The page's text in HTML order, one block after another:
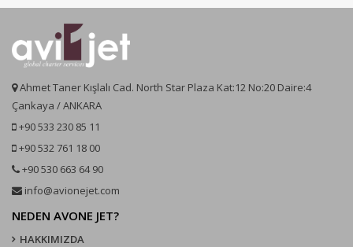
Ahmet Taner Kışlalı Cad. North Star Plaza Kat:12 No:20 Daire:4
Çankaya / ANKARA
+90 533 230 85 11
+90 532 761 18 00
+90 530 663 64 90
info@avionejet.com
NEDEN AVONE JET?
HAKKIMIZDA